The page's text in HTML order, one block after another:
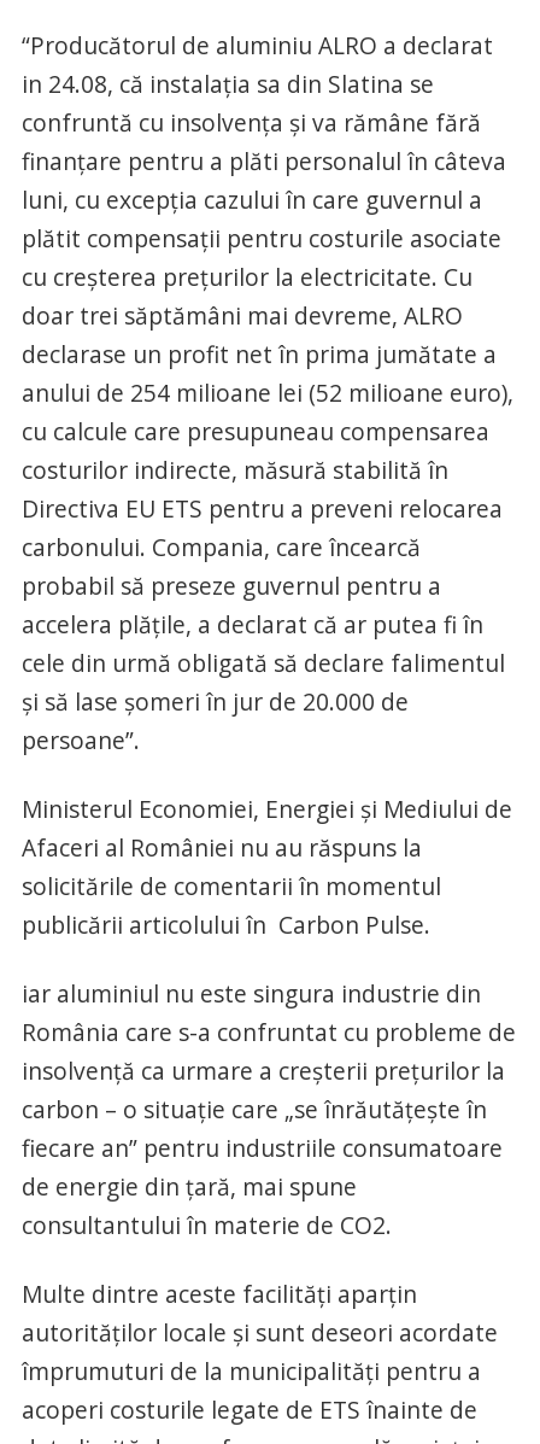
“Producătorul de aluminiu ALRO a declarat
in 24.08, că instalația sa din Slatina se
confruntă cu insolvența și va rămâne fără
finanțare pentru a plăti personalul în câteva
luni, cu excepția cazului în care guvernul a
plătit compensații pentru costurile asociate
cu creșterea prețurilor la electricitate. Cu
doar trei săptămâni mai devreme, ALRO
declarase un profit net în prima jumătate a
anului de 254 milioane lei (52 milioane euro),
cu calcule care presupuneau compensarea
costurilor indirecte, măsură stabilită în
Directiva EU ETS pentru a preveni relocarea
carbonului. Compania, care încearcă
probabil să preseze guvernul pentru a
accelera plățile, a declarat că ar putea fi în
cele din urmă obligată să declare falimentul
și să lase șomeri în jur de 20.000 de
persoane”.
Ministerul Economiei, Energiei și Mediului de
Afaceri al României nu au răspuns la
solicitările de comentarii în momentul
publicării articolului în Carbon Pulse.
iar aluminiul nu este singura industrie din
România care s-a confruntat cu probleme de
insolvență ca urmare a creșterii prețurilor la
carbon – o situație care „se înrăutățește în
fiecare an” pentru industriile consumatoare
de energie din țară, mai spune
consultantului în materie de CO2.
Multe dintre aceste facilități aparțin
autorităților locale și sunt deseori acordate
împrumuturi de la municipalități pentru a
acoperi costurile legate de ETS înainte de